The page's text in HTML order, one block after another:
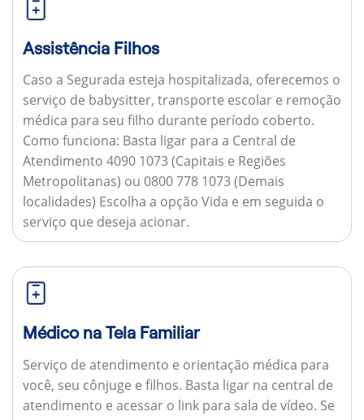
Assistência Filhos
Caso a Segurada esteja hospitalizada, oferecemos o
serviço de babysitter, transporte escolar e remoção
médica para seu filho durante período coberto.
Como funciona: Basta ligar para a Central de
Atendimento 4090 1073 (Capitais e Regiões
Metropolitanas) ou 0800 778 1073 (Demais
localidades) Escolha a opção Vida e em seguida o
serviço que deseja acionar.
Médico na Tela Familiar
Serviço de atendimento e orientação médica para
você, seu cônjuge e filhos. Basta ligar na central de
atendimento e acessar o link para sala de vídeo. Se